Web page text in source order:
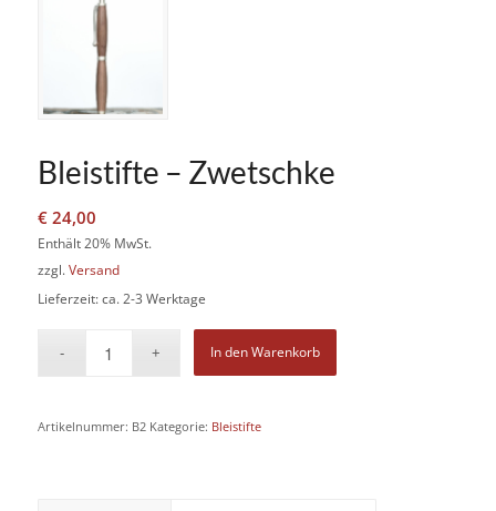
Bleistifte – Zwetschke
€24,00
Enthält 20% MwSt.
zzgl.Versand
Lieferzeit: ca. 2-3 Werktage
In den Warenkorb
Artikelnummer: B2 Kategorie: Bleistifte